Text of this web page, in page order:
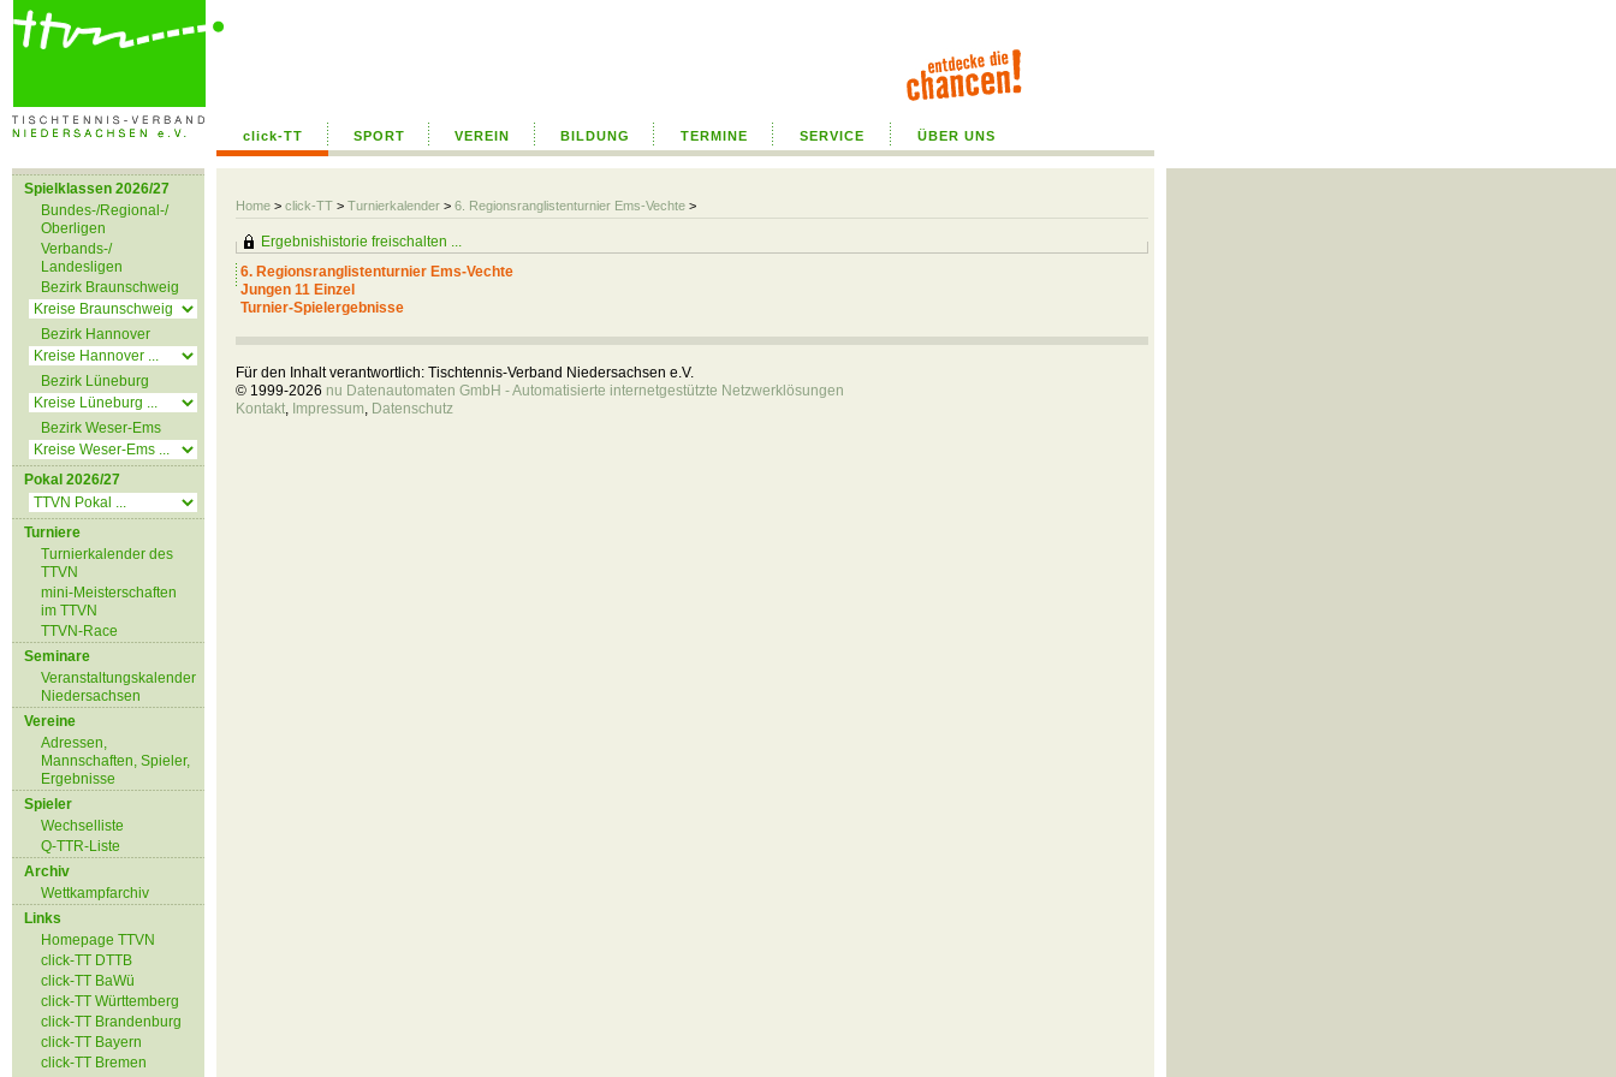
click-TT SPORT VEREIN BILDUNG TERMINE SERVICE ÜBER UNS
Home > click-TT > Turnierkalender > 6. Regionsranglistenturnier Ems-Vechte >
Spielklassen 2026/27
Bundes-/Regional-/
Oberligen
Verbands-/
Landesligen
Bezirk Braunschweig
Bezirk Hannover
Bezirk Lüneburg
Bezirk Weser-Ems
Pokal 2026/27
Turniere
Turnierkalender des
TTVN
mini-Meisterschaften
im TTVN
TTVN-Race
Seminare
Veranstaltungskalender
Niedersachsen
Vereine
Adressen,
Mannschaften, Spieler,
Ergebnisse
Spieler
Wechselliste
Q-TTR-Liste
Archiv
Wettkampfarchiv
Links
Homepage TTVN
click-TT DTTB
click-TT BaWü
click-TT Württemberg
click-TT Brandenburg
click-TT Bayern
click-TT Bremen
Ergebnishistorie freischalten ...
6. Regionsranglistenturnier Ems-Vechte
Jungen 11 Einzel
Turnier-Spielergebnisse
Für den Inhalt verantwortlich: Tischtennis-Verband Niedersachsen e.V.
© 1999-2026 nu Datenautomaten GmbH - Automatisierte internetgestützte Netzwerklösungen
Kontakt, Impressum, Datenschutz